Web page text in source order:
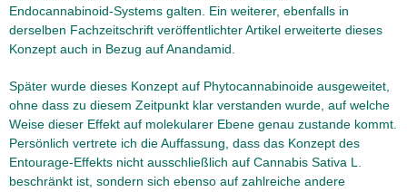
Endocannabinoid-Systems galten. Ein weiterer, ebenfalls in
derselben Fachzeitschrift veröffentlichter Artikel erweiterte dieses
Konzept auch in Bezug auf Anandamid.
Später wurde dieses Konzept auf Phytocannabinoide ausgeweitet,
ohne dass zu diesem Zeitpunkt klar verstanden wurde, auf welche
Weise dieser Effekt auf molekularer Ebene genau zustande kommt.
Persönlich vertrete ich die Auffassung, dass das Konzept des
Entourage-Effekts nicht ausschließlich auf Cannabis Sativa L.
beschränkt ist, sondern sich ebenso auf zahlreiche andere